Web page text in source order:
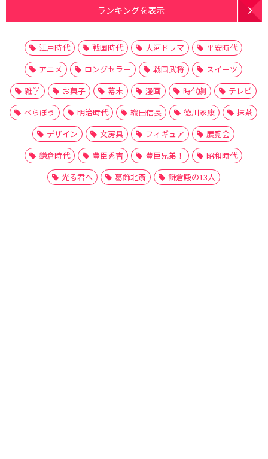
ランキングを表示
江戸時代 戦国時代 大河ドラマ
平安時代
アニメ
ロングセラー 戦国武将
スイーツ
雑学
お菓子 幕末 漫画 時代劇
テレビ
べらぼう
明治時代 織田信長 徳川家康
抹茶
デザイン
文房具 フィギュア
展覧会
鎌倉時代
豊臣秀吉 豊臣兄弟！
昭和時代
光る君へ
葛飾北斎 鎌倉殿の13人